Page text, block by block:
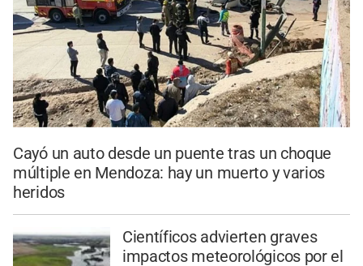
Cayó un auto desde un puente tras un choque
múltiple en Mendoza: hay un muerto y varios
heridos
Científicos advierten graves
impactos meteorológicos por el